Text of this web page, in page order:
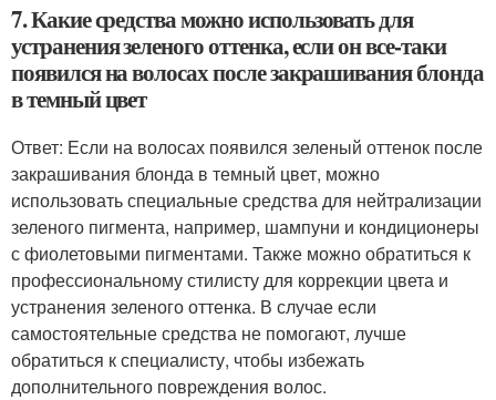
7. Какие средства можно использовать для
устранения зеленого оттенка, если он все-таки
появился на волосах после закрашивания блонда
в темный цвет
Ответ: Если на волосах появился зеленый оттенок после
закрашивания блонда в темный цвет, можно
использовать специальные средства для нейтрализации
зеленого пигмента, например, шампуни и кондиционеры
с фиолетовыми пигментами. Также можно обратиться к
профессиональному стилисту для коррекции цвета и
устранения зеленого оттенка. В случае если
самостоятельные средства не помогают, лучше
обратиться к специалисту, чтобы избежать
дополнительного повреждения волос.